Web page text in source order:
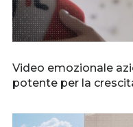
Video emozionale
potente per la